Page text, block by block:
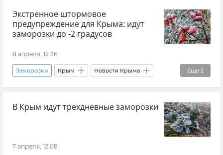
Новости Крыма Урожай в Крыму
Сельское хозяйство Сады Крыма
Экстренное штормовое
предупреждение для Крыма: идут
заморозки до -2 градусов
8 апреля, 12:36
Еще 2
Заморозки Крым Новости Крыма
ГУ МЧС РФ по Республике Крым
Штормовое предупреждение
В Крым идут трехдневные заморозки
7 апреля, 12:08